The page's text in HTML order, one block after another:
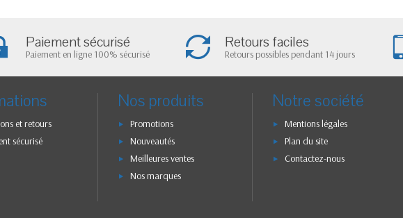
Paiement sécurisé
Paiement en ligne 100% sécurisé
Retours faciles
Retours possibles pendant 14 jours
et retours
sécurisé
Nos produits
Promotions
Nouveautés
Meilleures ventes
Nos marques
Notre société
Mentions légales
Plan du site
Contactez-nous